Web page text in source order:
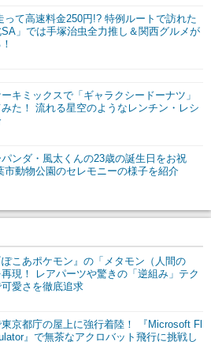
って高速料金250円!? 特例ルートで訪れた
SA」では手塚治虫全力推し＆関西グルメが
キミックスで「ギャラクシードーナツ」
た！ 流れる星空のようなレンチン・レシ
パンダ・風太くんの23歳の誕生日をお祝
市動物公園のセレモニーの様子を紹介
ぽこあポケモン』の「メタモン（人間の
現！ レアパーツや驚きの「逆組み」テク
愛さを徹底追求
京都庁の屋上に強行着陸！ 『Microsoft Fl
』で無茶なアクロバット飛行に挑戦し